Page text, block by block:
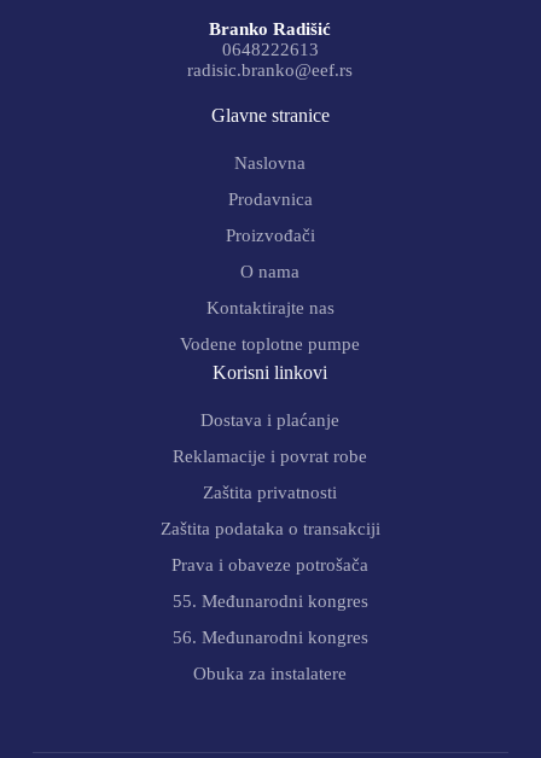
Branko Radišić
0648222613
radisic.branko@eef.rs
Glavne stranice
Naslovna
Prodavnica
Proizvođači
O nama
Kontaktirajte nas
Vodene toplotne pumpe
Korisni linkovi
Dostava i plaćanje
Reklamacije i povrat robe
Zaštita privatnosti
Zaštita podataka o transakciji
Prava i obaveze potrošača
55. Međunarodni kongres
56. Međunarodni kongres
Obuka za instalatere